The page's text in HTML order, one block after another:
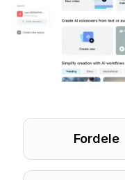
Fordele